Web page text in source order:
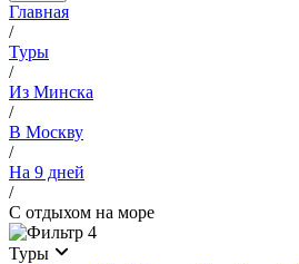
Главная
/
Туры
/
Из Минска
/
В Москву
/
На 9 дней
/
С отдыхом на море
4
Туры